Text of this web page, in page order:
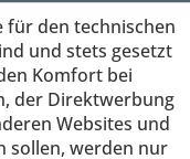
für den technischen
und stets gesetzt
Komfort bei
der Direktwerbung
Websites und
sollen, werden nur